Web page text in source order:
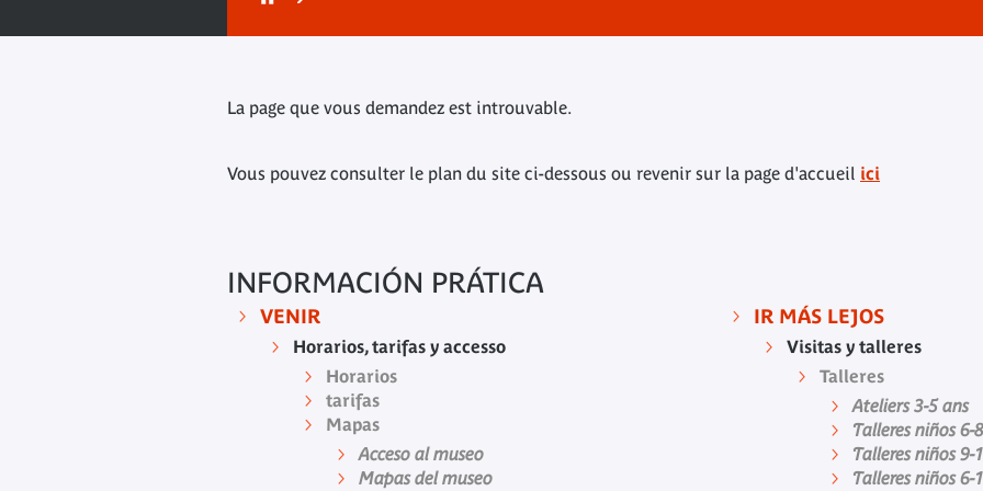
La page que vous demandez est introuvable.
Vous pouvez consulter le plan du site ci-dessous ou revenir sur la page d'accueil ici
INFORMACIÓN PRÁTICA
VENIR
Horarios, tarifas y accesso
Horarios
tarifas
Mapas
Acceso al museo
Mapas del museo
IR MÁS LEJOS
Visitas y talleres
Talleres
Ateliers 3-5 ans
Talleres niños 6-8
Talleres niños 9-
Talleres niños 6-